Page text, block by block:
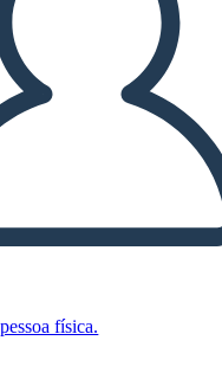
física.
MIM